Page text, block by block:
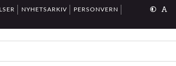
NYHETSARKIV
PERSONVERN